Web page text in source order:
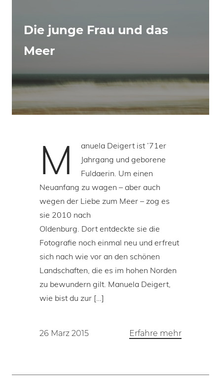
Die junge Frau und das
Meer
M
anuela Deigert ist ’71er
Jahrgang und geborene
Fuldaerin. Um einen
Neuanfang zu wagen – aber auch
wegen der Liebe zum Meer – zog es
sie 2010 nach
Oldenburg. Dort entdeckte sie die
Fotografie noch einmal neu und erfreut
sich nach wie vor an den schönen
Landschaften, die es im hohen Norden
zu bewundern gilt. Manuela Deigert,
wie bist du zur […]
26 Marz 2015 Erfahre mehr